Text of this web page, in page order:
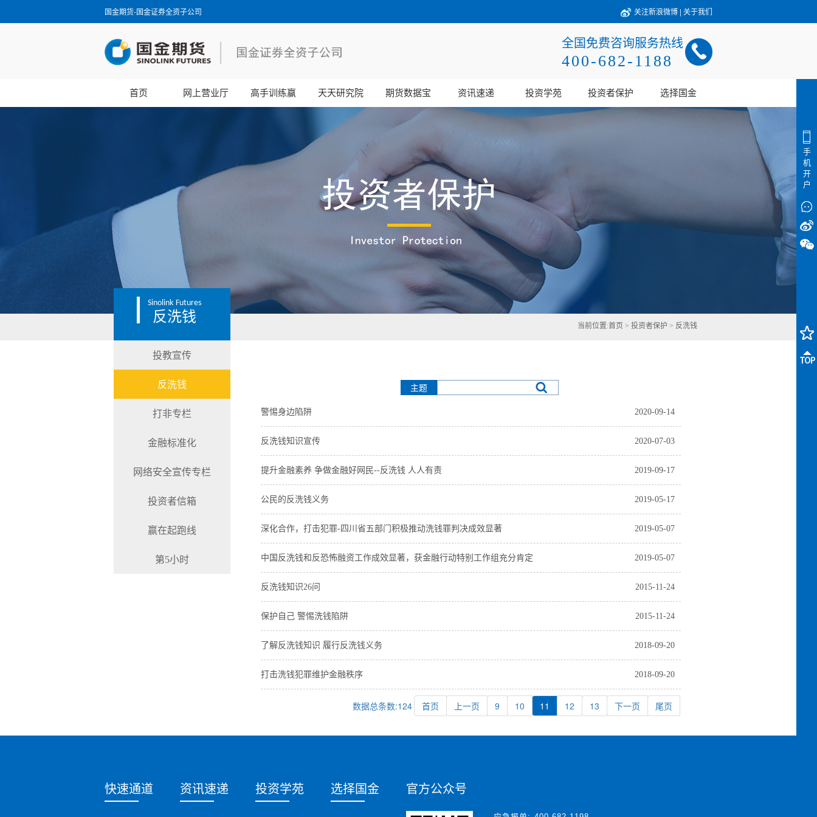
国金期货-国金证券全资子公司 关注新浪微博 | 关于我们
全国免费咨询服务热线
400-682-1188
首页 网上营业厅 高手训练赢 天天研究院 期货数据宝 资讯速递 投资学苑 投资者保护 选择国金
Sinolink Futures
反洗钱
当前位置:首页 > 投资者保护 > 反洗钱
投教宣传
反洗钱
打非专栏
金融标准化
网络安全宣传专栏
投资者信箱
赢在起跑线
第5小时
主题
警惕身边陷阱 2020-09-14
反洗钱知识宣传 2020-07-03
提升金融素养 争做金融好网民--反洗钱 人人有责 2019-09-17
公民的反洗钱义务 2019-05-17
深化合作，打击犯罪-四川省五部门积极推动洗钱罪判决成效显著 2019-05-07
中国反洗钱和反恐怖融资工作成效显著，获金融行动特别工作组充分肯定 2019-05-07
反洗钱知识26问 2015-11-24
保护自己 警惕洗钱陷阱 2015-11-24
了解反洗钱知识 履行反洗钱义务 2018-09-20
打击洗钱犯罪维护金融秩序 2018-09-20
数据总条数:124 首页 上一页 9 10 11 12 13 下一页 尾页
快速通道 资讯速递 投资学苑 选择国金 官方公众号
手
机
开
户